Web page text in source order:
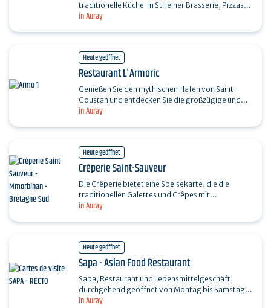
in Auray
traditionelle Küche im Stil einer Brasserie, Pizzas,
Planchas, Aperitifbretter und hausgemachte
Heute geöffnet
in Auray
Restaurant L'Armoric
Genießen Sie den mythischen Hafen von Saint-
Goustan und entdecken Sie die großzügige und
schmackhafte Speisekarte unserer Brasserie, die
Heute geöffnet
in Auray
Crêperie Saint-Sauveur
Die Crêperie bietet eine Speisekarte, die die
traditionellen Galettes und Crêpes mit
außergewöhnlichen Produkten aus der Saison und
Heute geöffnet
in Auray
Sapa - Asian Food Restaurant
Sapa, Restaurant und Lebensmittelgeschäft,
durchgehend geöffnet von Montag bis Samstag
von 10:00 bis 20:00 Uhr. Wir bieten Ihnen eine…